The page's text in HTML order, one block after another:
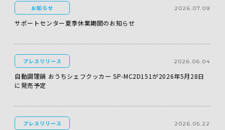
お知らせ 2026.07.09
サポートセンター夏季休業期間のお知らせ
プレスリリース 2026.06.04
自動調理鍋 おうちシェフクッカー SP-MC2D151が2026年5月28日
に発売予定
プレスリリース 2026.05.22